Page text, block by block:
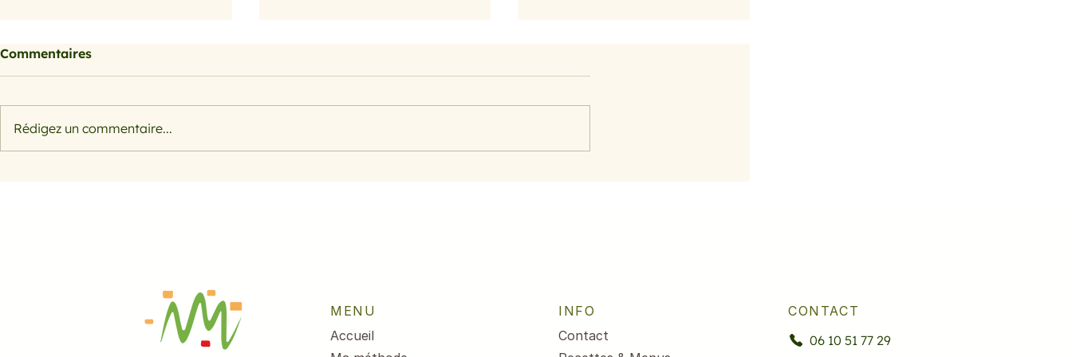
Petits farcis
Commentaires
Rédigez un commentaire...
MENU
Accueil
INFO
Contact
CONTACT
06 10 51 77 29